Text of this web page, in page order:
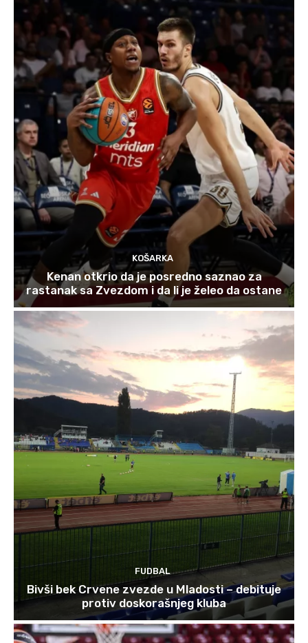
KOŠARKA
Kenan otkrio da je posredno saznao za
rastanak sa Zvezdom i da li je želeo da ostane
FUDBAL
Bivši bek Crvene zvezde u Mladosti – debituje
protiv doskorašnjeg kluba